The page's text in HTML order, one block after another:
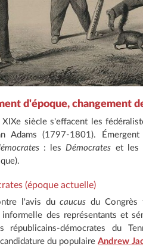
d'époque, changement
siècle s'effacent les
Adams (1797-1801).
: lesDémocrates et les
(époque actuelle)
l'avis ducaucus du Congrès
des représentants et
républicains-démocrates du
du populaire Andrew